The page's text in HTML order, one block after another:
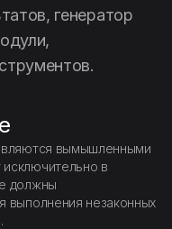
генератор
вымышленными
в
должны
выполнения незаконных